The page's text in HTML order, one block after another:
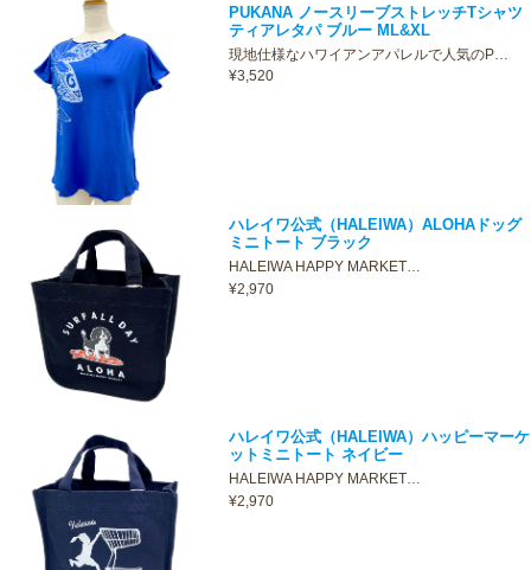
PUKANA ノースリーブストレッチTシャツ
ティアレタパ ブルー ML&XL
現地仕様なハワイアンアパレルで人気のP…
¥3,520
ハレイワ公式（HALEIWA）ALOHAドッグ
ミニトート ブラック
HALEIWA HAPPY MARKET…
¥2,970
ハレイワ公式（HALEIWA）ハッピーマーケ
ットミニトート ネイビー
HALEIWA HAPPY MARKET…
¥2,970